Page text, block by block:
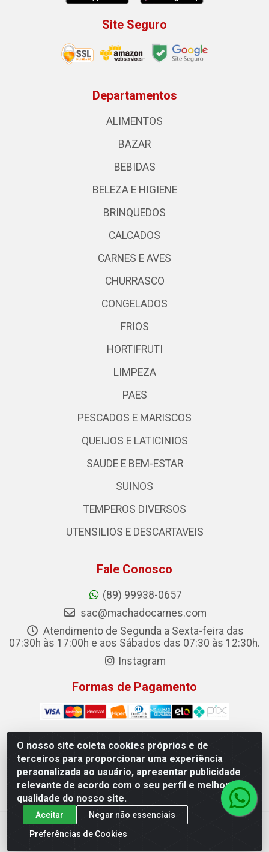
O nosso site coleta cookies próprios e de
terceiros para proporcionar uma experiência
personalizada ao usuário, apresentar publicidade
relevante de acordo com o seu perfil e melhorar a
qualidade do nosso site.
Aceitar
Negar não essenciais
Preferências de Cookies
Site Seguro
Departamentos
ALIMENTOS
BAZAR
BEBIDAS
BELEZA E HIGIENE
BRINQUEDOS
CALCADOS
CARNES E AVES
CHURRASCO
CONGELADOS
FRIOS
HORTIFRUTI
LIMPEZA
PAES
PESCADOS E MARISCOS
QUEIJOS E LATICINIOS
SAUDE E BEM-ESTAR
SUINOS
TEMPEROS DIVERSOS
UTENSILIOS E DESCARTAVEIS
Fale Conosco
(89) 99938-0657
sac@machadocarnes.com
Atendimento de Segunda a Sexta-feira das
07:30h às 17:00h e aos Sábados das 07:30 às 12:30h.
Instagram
Formas de Pagamento
Machado Carnes Distribuidora de Alimentos LTDA -
Logradouro: Avenida Candido Aleixo, 148 - Centro - Oeiras/PI
- CEP 64.500-000 - 31.391.008/0001-50